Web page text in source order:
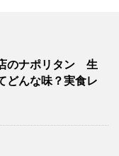
のナポリタン 生
どんな味？実食レ